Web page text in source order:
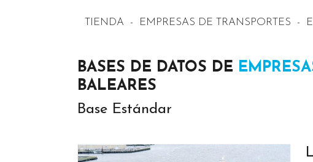
TIENDA - EMPRESAS DE TRANSPORTES -
BASES DE DATOS DE
BALEARES
Base Estándar